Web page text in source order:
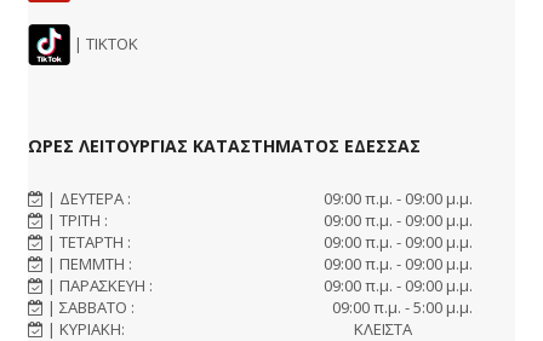
| TIKTOK
ΩΡΕΣ ΛΕΙΤΟΥΡΓΙΑΣ ΚΑΤΑΣΤΗΜΑΤΟΣ ΕΔΕΣΣΑΣ
| ΔΕΥΤΕΡΑ :
09:00 π.μ. - 09:00 μ.μ.
| ΤΡΙΤΗ :
09:00 π.μ. - 09:00 μ.μ.
| ΤΕΤΑΡΤΗ :
09:00 π.μ. - 09:00 μ.μ.
| ΠΕΜΜΤΗ :
09:00 π.μ. - 09:00 μ.μ.
| ΠΑΡΑΣΚΕΥΗ :
09:00 π.μ. - 09:00 μ.μ.
| ΣΑΒΒΑΤΟ :
09:00 π.μ. - 5:00 μ.μ.
| ΚΥΡΙΑΚΗ:
ΚΛΕΙΣΤΑ